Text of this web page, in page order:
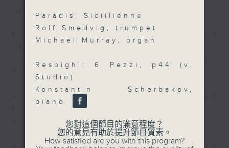
Grenerin: Suite in G Minor (iv. Gigue
à la manière angloise)
Bruno Helstroffer, baroque guitar
Poulenc / Masson (arr): 2 Poèmes de
Paradis: Siciilienne
Rolf Smedvig, trumpet
Michael Murray, organ
Respighi: 6 Pezzi, p44 (v.
Studio)
Konstantin Scherbakov,
piano
您對這個節目的滿意程度？
您的意見有助於提升節目質素。
How satisfied are you with this program?